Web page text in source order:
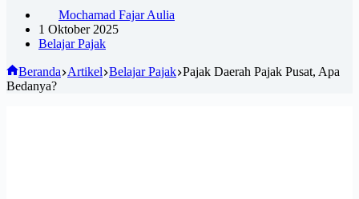
Mochamad Fajar Aulia
1 Oktober 2025
Belajar Pajak
Beranda Artikel Belajar Pajak Pajak Daerah Pajak Pusat, Apa
Bedanya?